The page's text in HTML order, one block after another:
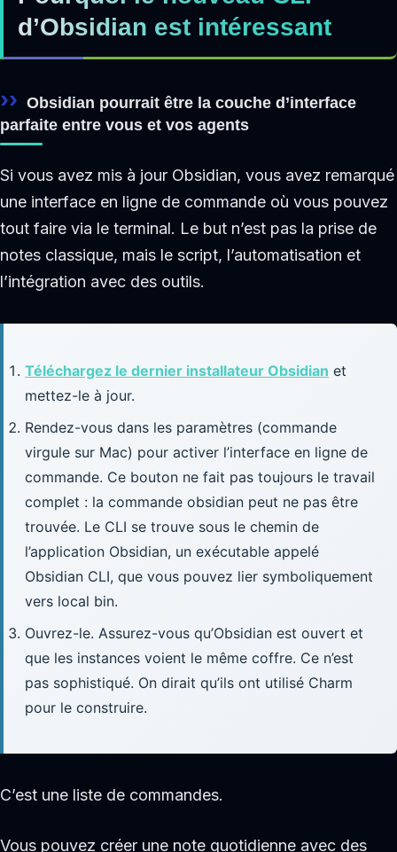
d’Obsidian est intéressant
Obsidian pourrait être la couche d’interface
parfaite entre vous et vos agents
Si vous avez mis à jour Obsidian, vous avez remarqué
une interface en ligne de commande où vous pouvez
tout faire via le terminal. Le but n’est pas la prise de
notes classique, mais le script, l’automatisation et
l’intégration avec des outils.
Téléchargez le dernier installateur Obsidian et
mettez-le à jour.
Rendez-vous dans les paramètres (commande
virgule sur Mac) pour activer l’interface en ligne de
commande. Ce bouton ne fait pas toujours le travail
complet : la commande obsidian peut ne pas être
trouvée. Le CLI se trouve sous le chemin de
l’application Obsidian, un exécutable appelé
Obsidian CLI, que vous pouvez lier symboliquement
vers local bin.
Ouvrez-le. Assurez-vous qu’Obsidian est ouvert et
que les instances voient le même coffre. Ce n’est
pas sophistiqué. On dirait qu’ils ont utilisé Charm
pour le construire.
C’est une liste de commandes.
Vous pouvez créer une note quotidienne avec des